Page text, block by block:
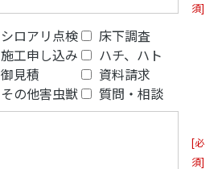
須]
シロアリ点検
床下調査
施工申し込み
ハチ、ハト
御見積
資料請求
その他害虫獣
質問・相談
[必
須]